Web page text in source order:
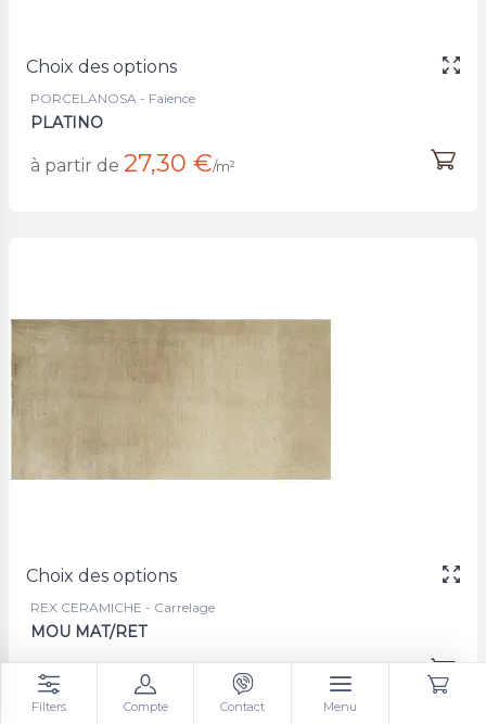
Choix des options
PORCELANOSA - Faience
PLATINO
à partir de 27,30 €/m²
Choix des options
REX CERAMICHE - Carrelage
MOU MAT/RET
à partir de 31 €
Filters Compte Contact Menu